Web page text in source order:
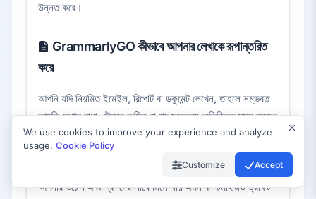
উন্নত করে।
GrammarlyGO কীভাবে আপনার লেখাকে রূপান্তরিত
করে
আপনি যদি নিয়মিত ইমেইল, রিপোর্ট বা ডকুমেন্ট লেখেন, তাহলে সম্ভবত
আপনি লেখার বাধা, টোনের অমিল বা শব্দ সমন্বয়ে অতিরিক্ত সময় ব্যয়ের
অভিজ্ঞতা পেয়েছেন। GrammarlyGO এই চ্যালেঞ্জগুলি সমাধান
করে আপনাকে সহজ প্রম্পট ইনপুট করতে দেয় যেমন "এই ইমেইলের
ভদ্রভাবে উত্তর দিন এবং পরবর্তী পদক্ষেপ জিজ্ঞাসা করুন," তারপর
আপনার ভয়েস এবং প্রসঙ্গের সাথে মিলে যায় এমন কাস্টমাইজড ড্রাফট
We use cookies to improve your experience and analyze
usage. Cookie Policy
Customize Accept